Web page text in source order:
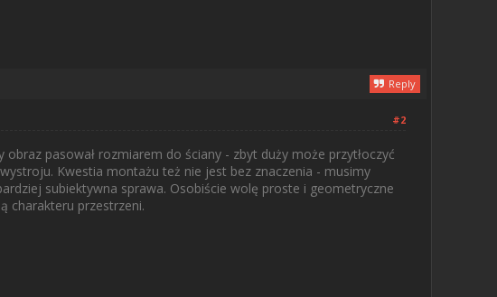
Reply
#2
pasował rozmiarem do ściany - zbyt duży może przytłoczyć
Kwestia montażu też nie jest bez znaczenia - musimy
subiektywna sprawa. Osobiście wolę proste i geometryczne
charakteru przestrzeni.